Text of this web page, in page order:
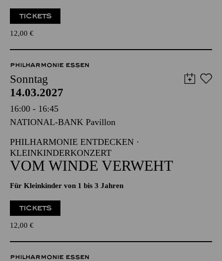
Für Kleinkinder von 1 bis 3 Jahren
12,00€
PHILHARMONIE ESSEN
Sonntag
14.03.2027
16:00 - 16:45
NATIONAL-BANK Pavillon
PHILHARMONIE ENTDECKEN ·
KLEINKINDERKONZERT
Für Kleinkinder von 1 bis 3 Jahren
12,00€